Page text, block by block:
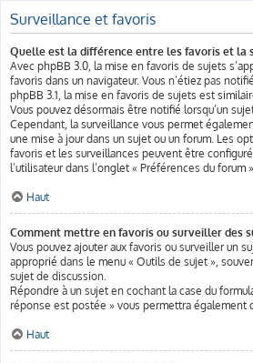
Surveillance et favoris
Quelle est la différence entre les favoris et la
Avec phpBB 3.0, la mise en favoris de sujets
favoris dans un navigateur. Vous n’étiez pas
phpBB 3.1, la mise en favoris de sujets est
Vous pouvez désormais être notifié lorsqu’un
Cependant, la surveillance vous permet
une mise à jour dans un sujet ou un forum. Les
favoris et les surveillances peuvent être
l’utilisateur dans l’onglet « Préférences du forum
Haut
Comment mettre en favoris ou surveiller des
Vous pouvez ajouter aux favoris ou surveiller un
approprié dans le menu « Outils de sujet »,
sujet de discussion.
Répondre à un sujet en cochant la case du
réponse est postée » vous permettra également
Haut